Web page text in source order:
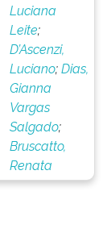
Luciana
Leite;
D’Ascenzi,
Luciano;Dias,
Gianna
Vargas
Salgado;
Bruscatto,
Renata